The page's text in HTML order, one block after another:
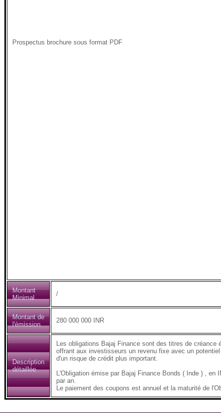
Prospectus brochure sous format PDF
Montant
Minimal
/
Montant de
l'émission
280 000 000 INR
Description
détaillée
Les obligations Bajaj Finance sont des titres de
offrant aux investisseurs un revenu fixe avec un
d'un risque de crédit plus important.
L'Obligation émise par Bajaj Finance Bonds ( Inde ) ,
par an.
Le paiement des coupons est annuel et la maturité de